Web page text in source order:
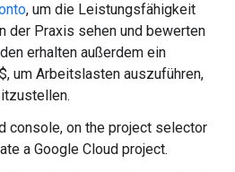
, um die Leistungsfähigkeit
der Praxis sehen und bewerten
erhalten außerdem ein
um Arbeitslasten auszuführen,
console, on the project selector
a Google Cloud project.